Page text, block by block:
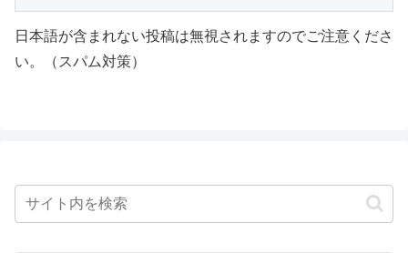
日本語が含まれない投稿は無視されますのでご注意くださ
い。（スパム対策）